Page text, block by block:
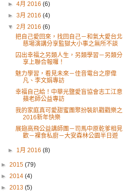
►4月 2016(6)
►3月 2016(4)
▼2月 2016(6)
把自己愛回來，找回自己－和氣大愛台北
慈場演講分享監獄大小事之無所不談
囚出幸福之另類人生，另類學習－另類分
享上聯合報囉！
魅力學習，看見未來－佳音電台之廖偉
凡、李文娟專訪
幸福自己給！中華光鹽愛盲協會志工江意
蘋老師公益專訪
我的家庭真可愛甜蜜團聚扮裝趴戳戳樂之
2016新年快樂
展翅高飛公益講師團－司馬中原乾爹相見
歡－裸食私廚－大安森林公園半日遊
► 1月 2016(8)
► 2015 (79)
► 2014 (4)
► 2013 (5)